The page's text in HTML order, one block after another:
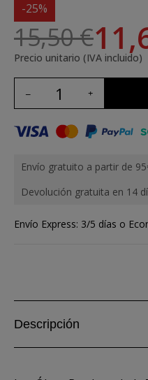
-25%
15,50 €
Precio unitario (IVA incluido)
Envío gratuito a partir de
Devolución gratuita en 14
Envío Express: 3/5 días o
Descripción